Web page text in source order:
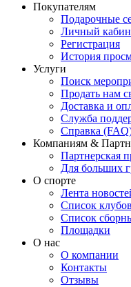
Покупателям
Подарочные
Личный
Регистрация
История
Услуги
Поиск
Продать нам
Доставка и
Служба
Справка
Компаниям &
Партнерская
Для больших
О спорте
Лента
Список клубов
Список
Площадки
О нас
О компании
Контакты
Отзывы